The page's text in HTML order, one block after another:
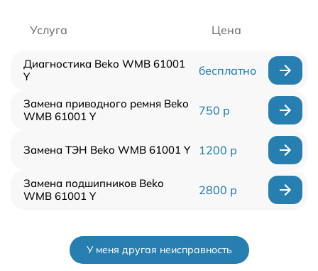
Услуга Цена
Диагностика Beko WMB 61001
Y
бесплатно
Замена приводного ремня Beko
WMB 61001 Y
750 р
Замена ТЭН Beko WMB 61001 Y 1200 р
Замена подшипников Beko
WMB 61001 Y
2800 р
У меня другая неисправность